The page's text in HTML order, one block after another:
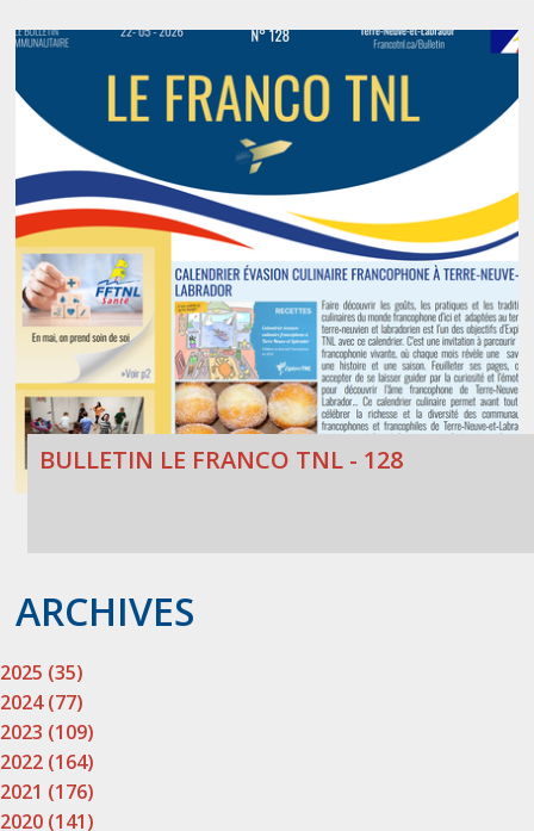
BULLETIN LE FRANCO TNL - 128
ARCHIVES
2025 (35)
2024 (77)
2023 (109)
2022 (164)
2021 (176)
2020 (141)